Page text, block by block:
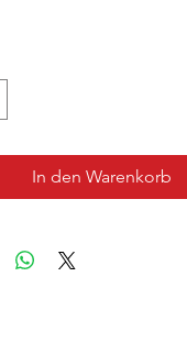
In den Warenkorb